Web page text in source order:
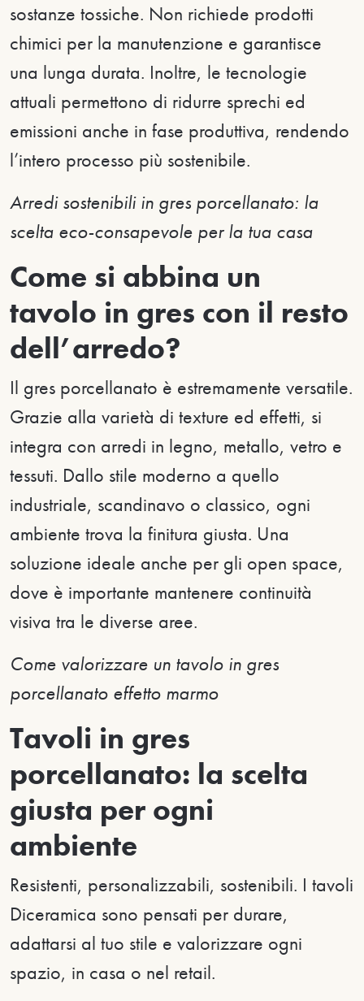
sostanze tossiche. Non richiede prodotti
chimici per la manutenzione e garantisce
una lunga durata. Inoltre, le tecnologie
attuali permettono di ridurre sprechi ed
emissioni anche in fase produttiva, rendendo
l’intero processo più sostenibile.
Arredi sostenibili in gres porcellanato: la
scelta eco-consapevole per la tua casa
Come si abbina un
tavolo in gres con il resto
dell’arredo?
Il gres porcellanato è estremamente versatile.
Grazie alla varietà di texture ed effetti, si
integra con arredi in legno, metallo, vetro e
tessuti. Dallo stile moderno a quello
industriale, scandinavo o classico, ogni
ambiente trova la finitura giusta. Una
soluzione ideale anche per gli open space,
dove è importante mantenere continuità
visiva tra le diverse aree.
Come valorizzare un tavolo in gres
porcellanato effetto marmo
Tavoli in gres
porcellanato: la scelta
giusta per ogni
ambiente
Resistenti, personalizzabili, sostenibili. I tavoli
Diceramica sono pensati per durare,
adattarsi al tuo stile e valorizzare ogni
spazio, in casa o nel retail.